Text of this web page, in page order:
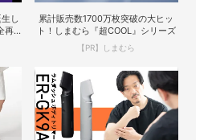
し
再
累計販売数1700万枚突破の大ヒッ
ト！しまむら『超COOL』シリーズ
【PR】しまむら